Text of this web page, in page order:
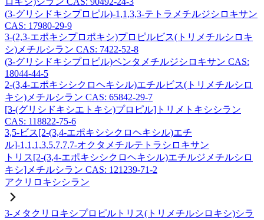
(3-グリシドキシプロピル)-1,1,3,3-テトラメチルジシロキサン
CAS: 17980-29-9
3-(2,3-エポキシプロポキシ)プロピルビス(トリメチルシロキ
シ)メチルシラン CAS: 7422-52-8
(3-グリシドキシプロピル)ペンタメチルジシロキサン CAS:
18044-44-5
2-(3,4-エポキシシクロヘキシル)エチルビス(トリメチルシロ
キシ)メチルシラン CAS: 65842-29-7
[3-(グリシドキシエトキシ)プロピル]トリメトキシシラン
CAS: 118822-75-6
3,5-ビス[2-(3,4-エポキシシクロヘキシル)エチ
ル]-1,1,1,3,5,7,7,7-オクタメチルテトラシロキサン
トリス[2-(3,4-エポキシシクロヘキシル)エチルジメチルシロ
キシ]メチルシラン CAS: 121239-71-2
アクリロキシシラン
3-メタクリロキシプロピルトリス(トリメチルシロキシ)シラ